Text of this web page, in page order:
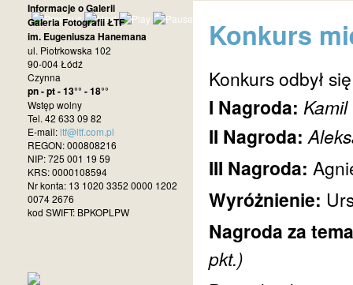
Konkurs
Konkurs odbył
I Nagroda: Kamil
II Nagroda:
III Nagroda:
Wyróżnienie:
Nagroda za
pkt.)
Informacje o Galerii
Galeria Fotografii ŁTF
im. Eugeniusza Hanemana
ul. Piotrkowska 102
90-004 Łódź
Czynna
pn - pt - 13°° - 18°°
Wstęp wolny
Tel. 42 633 09 82
E-mail:ltf@ltf.com.pl
REGON: 000808216
NIP: 725 001 19 59
KRS: 0000108594
Nr konta: 13 1020 3352 0000 1202
0074 2676
kod SWIFT: BPKOPLPW